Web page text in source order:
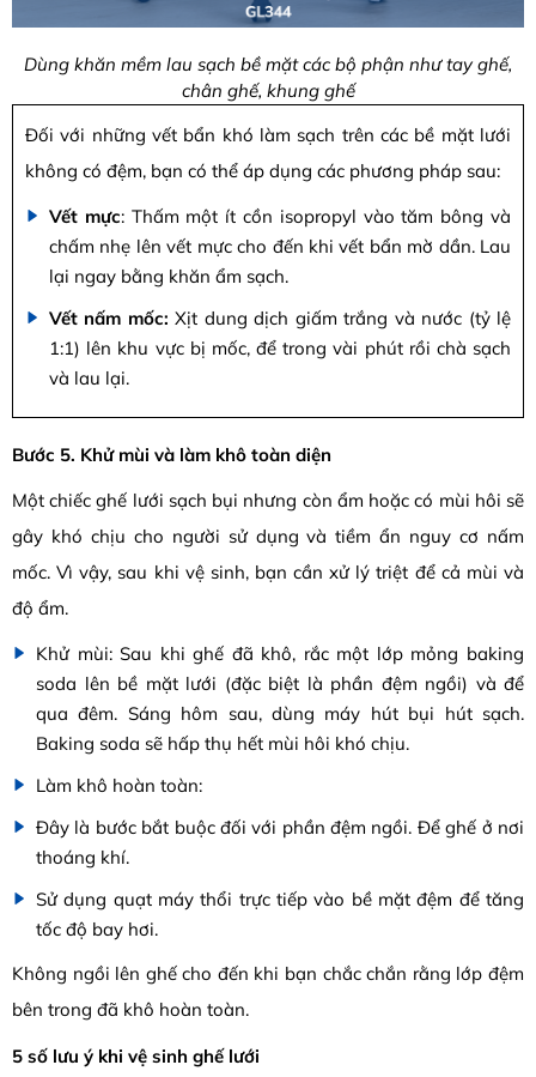
Dùng khăn mềm lau sạch bề mặt các bộ phận như tay ghế,
chân ghế, khung ghế
Đối với những vết bẩn khó làm sạch trên các bề mặt lưới
không có đệm, bạn có thể áp dụng các phương pháp sau:
Vết mực: Thấm một ít cồn isopropyl vào tăm bông và
chấm nhẹ lên vết mực cho đến khi vết bẩn mờ dần. Lau
lại ngay bằng khăn ẩm sạch.
Vết nấm mốc: Xịt dung dịch giấm trắng và nước (tỷ lệ
1:1) lên khu vực bị mốc, để trong vài phút rồi chà sạch
và lau lại.
Bước 5. Khử mùi và làm khô toàn diện
Một chiếc ghế lưới sạch bụi nhưng còn ẩm hoặc có mùi hôi sẽ
gây khó chịu cho người sử dụng và tiềm ẩn nguy cơ nấm
mốc. Vì vậy, sau khi vệ sinh, bạn cần xử lý triệt để cả mùi và
độ ẩm.
Khử mùi: Sau khi ghế đã khô, rắc một lớp mỏng baking
soda lên bề mặt lưới (đặc biệt là phần đệm ngồi) và để
qua đêm. Sáng hôm sau, dùng máy hút bụi hút sạch.
Baking soda sẽ hấp thụ hết mùi hôi khó chịu.
Làm khô hoàn toàn:
Đây là bước bắt buộc đối với phần đệm ngồi. Để ghế ở nơi
thoáng khí.
Sử dụng quạt máy thổi trực tiếp vào bề mặt đệm để tăng
tốc độ bay hơi.
Không ngồi lên ghế cho đến khi bạn chắc chắn rằng lớp đệm
bên trong đã khô hoàn toàn.
5 số lưu ý khi vệ sinh ghế lưới